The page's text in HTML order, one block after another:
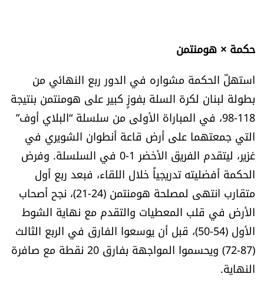
للتواصل معنا
شروط الاستخدام
شروط الإشتراك
Digital solutions by
حكمة × هومنتمن
استهلّ الحكمة مشواره في الدور ربع النهائي من
بطولة لبنان لكرة السلة بفوزٍ كبير على هومنتمن بنتيجة
118-98، في المباراة الأولى من سلسلة “البلاي أوف”
التي جمعتهما على أرض قاعة أنطوان الشويري في
غزير، ليتقدم الفريق الأخضر 1-0 في السلسلة. وفرض
الحكمة أفضليته تدريجياً خلال اللقاء، فبعد ربع أول
متقارب انتهى لمصلحة هومنتمن (24-21)، نجح أصحاب
الأرض في قلب المعطيات والتقدم مع نهاية الشوط
الأول (54-50)، قبل أن يوسعوا الفارق في الربع الثالث
(87-72) ويحسموا المواجهة بفارق 20 نقطة مع صافرة
النهاية.